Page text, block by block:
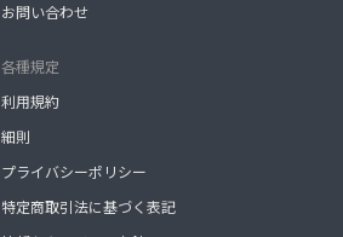
お問い合わせ
各種規定
利用規約
細則
プライバシーポリシー
特定商取引法に基づく表記